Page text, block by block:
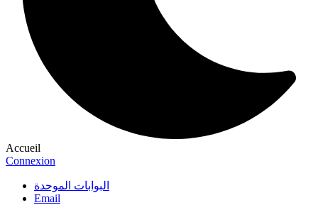
Accueil
Connexion
البوابات الموحدة
Email